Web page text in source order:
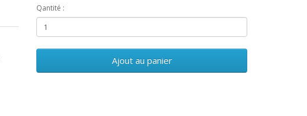
Qantité :
Ajout au panier